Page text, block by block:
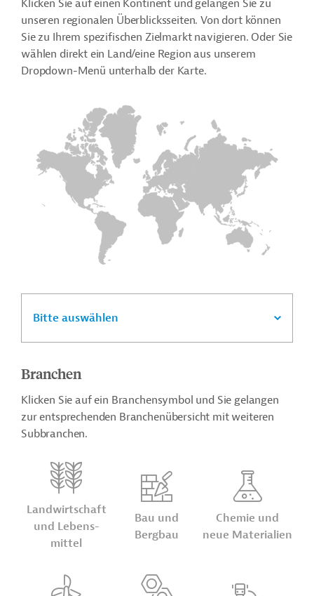
Klicken Sie auf einen Kontinent und gelangen Sie zu
unseren regionalen Überblicksseiten. Von dort können
Sie zu Ihrem spezifischen Zielmarkt navigieren. Oder Sie
wählen direkt ein Land/eine Region aus unserem
Dropdown-Menü unterhalb der Karte.
Bitte auswählen
Branchen
Klicken Sie auf ein Branchensymbol und Sie gelangen
zur entsprechenden Branchenübersicht mit weiteren
Subbranchen.
Land­wirt­schaft
und Lebens­
mittel
Bau und
Bergbau
Chemie und
neue Ma­te­ria­lien